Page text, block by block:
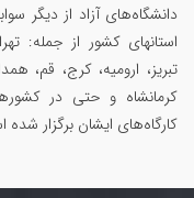
دانشگاه‌های آزاد از دیگر
استانهای کشور از جمله:
تبریز، ارومیه، کرج، قم،
کرمانشاه و حتی در
کارگاه‌های ایشان برگزار